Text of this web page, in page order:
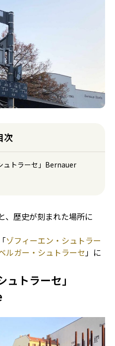
次
ュトラーセ」Bernauer
、歴史が刻まれた場所に
ゾフィーエン・シュトラー
ルガー・シュトラーセ 」に
ュトラーセ」